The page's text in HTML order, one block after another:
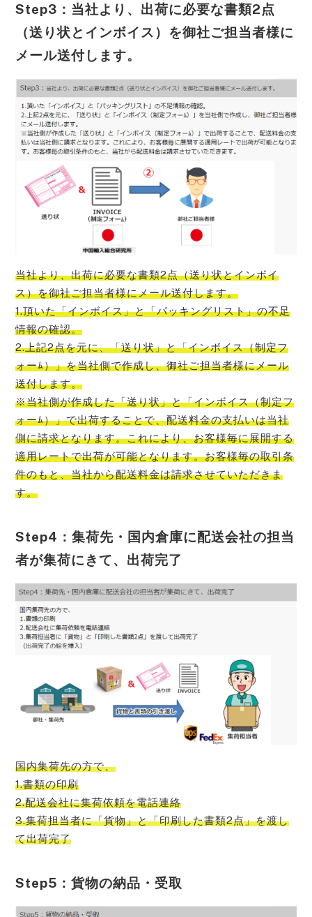
Step3：当社より、出荷に必要な書類2点
（送り状とインボイス）を御社ご担当者様に
メール送付します。
当社より、出荷に必要な書類2点（送り状とインボイ
ス）を御社ご担当者様にメール送付します。
1.頂いた「インボイス」と「パッキングリスト」の不足
情報の確認。
2.上記2点を元に、「送り状」と「インボイス（制定フ
ォーﾑ）」を当社側で作成し、御社ご担当者様にメール
送付します。
※当社側が作成した「送り状」と「インボイス（制定フ
ォーﾑ）」で出荷することで、配送料金の支払いは当社
側に請求となります。これにより、お客様毎に展開する
適用レートで出荷が可能となります。お客様毎の取引条
件のもと、当社から配送料金は請求させていただきま
す。
Step4：集荷先・国内倉庫に配送会社の担当
者が集荷にきて、出荷完了
国内集荷先の方で、
1.書類の印刷
2.配送会社に集荷依頼を電話連絡
3.集荷担当者に「貨物」と「印刷した書類2点」を渡し
て出荷完了
Step5：貨物の納品・受取